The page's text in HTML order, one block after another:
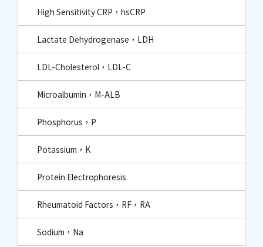
High Sensitivity CRP，hsCRP
Lactate Dehydrogenase，LDH
LDL-Cholesterol，LDL-C
Microalbumin，M-ALB
Phosphorus，P
Potassium，K
Protein Electrophoresis
Rheumatoid Factors，RF，RA
Sodium，Na